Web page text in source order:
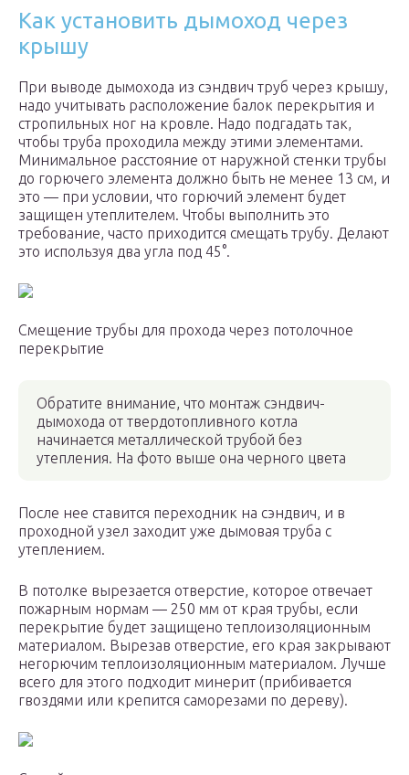
Как установить дымоход через
крышу
При выводе дымохода из сэндвич труб через крышу,
надо учитывать расположение балок перекрытия и
стропильных ног на кровле. Надо подгадать так,
чтобы труба проходила между этими элементами.
Минимальное расстояние от наружной стенки трубы
до горючего элемента должно быть не менее 13 см, и
это — при условии, что горючий элемент будет
защищен утеплителем. Чтобы выполнить это
требование, часто приходится смещать трубу. Делают
это используя два угла под 45°.
Смещение трубы для прохода через потолочное
перекрытие
Обратите внимание, что монтаж сэндвич-
дымохода от твердотопливного котла
начинается металлической трубой без
утепления. На фото выше она черного цвета
После нее ставится переходник на сэндвич, и в
проходной узел заходит уже дымовая труба с
утеплением.
В потолке вырезается отверстие, которое отвечает
пожарным нормам — 250 мм от края трубы, если
перекрытие будет защищено теплоизоляционным
материалом. Вырезав отверстие, его края закрывают
негорючим теплоизоляционным материалом. Лучше
всего для этого подходит минерит (прибивается
гвоздями или крепится саморезами по дереву).